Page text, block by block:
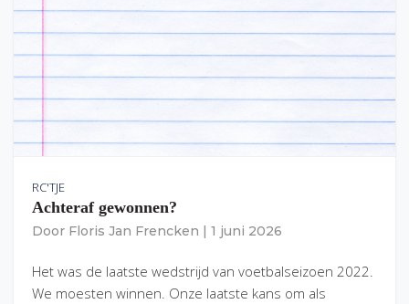
RC'TJE
Achteraf gewonnen?
Door Floris Jan Frencken 1 juni 2026
Het was de laatste wedstrijd van voetbalseizoen 2022.
We moesten winnen. Onze laatste kans om als